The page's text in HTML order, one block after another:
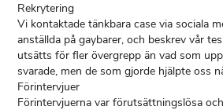
Rekrytering
Vi kontaktade tänkbara case via sociala
anställda på gaybarer, och beskrev vår
utsätts för fler övergrepp än vad som
svarade, men de som gjorde hjälpte oss
Förintervjuer
Förintervjuerna var förutsättningslösa